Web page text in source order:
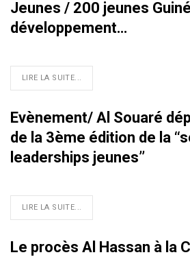
Jeunes / 200 jeunes
développement…
LIRE LA SUITE...
Evènement/ Al Souaré
de la 3ème édition de la
leaderships jeunes’’
LIRE LA SUITE...
Le procès Al Hassan à la